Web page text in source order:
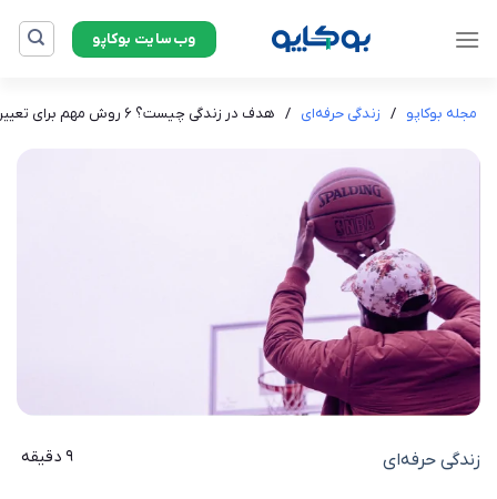
وب‌سایت بوکاپو
مجله بوکاپو / زندگی حرفه‌ای / هدف در زندگی چیست؟ ۶ روش مهم برای تعیین اهداف چه هستند؟
زندگی حرفه‌ای 9 دقیقه